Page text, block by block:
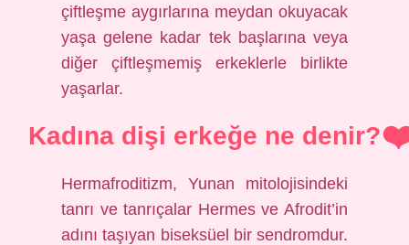
çiftleşme aygırlarına meydan okuyacak
yaşa gelene kadar tek başlarına veya
diğer çiftleşmemiş erkeklerle birlikte
yaşarlar.
Kadına dişi erkeğe ne denir?
Hermafroditizm, Yunan mitolojisindeki
tanrı ve tanrıçalar Hermes ve Afrodit’in
adını taşıyan biseksüel bir sendromdur.